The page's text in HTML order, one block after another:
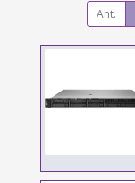
Ant.